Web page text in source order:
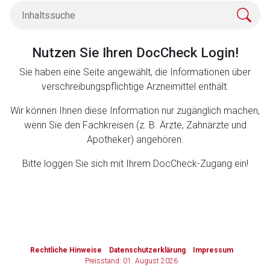
Nutzen Sie Ihren DocCheck Login!
Sie haben eine Seite angewählt, die Informationen über
verschreibungspflichtige Arzneimittel enthält.
Wir können Ihnen diese Information nur zugänglich machen,
wenn Sie den Fachkreisen (z. B. Ärzte, Zahnärzte und
Apotheker) angehören.
Bitte loggen Sie sich mit Ihrem DocCheck-Zugang ein!
Rechtliche Hinweise Datenschutzerklärung
Impressum
Preisstand: 01. August 2026